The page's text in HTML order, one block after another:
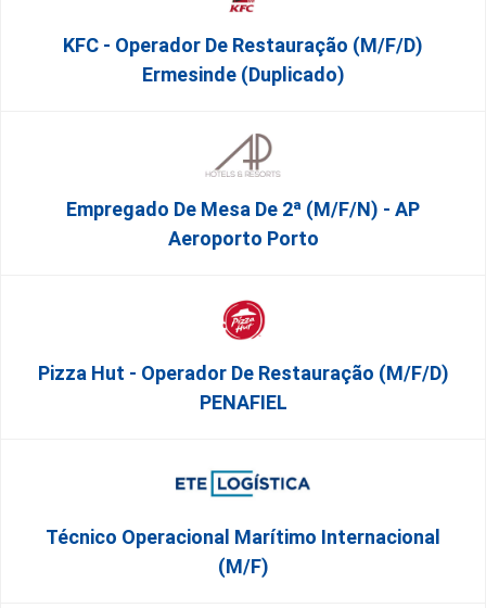
KFC - Operador De Restauração (m/f/d)
Ermesinde (Duplicado)
Empregado De Mesa De 2ª (M/F/N) - AP
Aeroporto Porto
Pizza Hut - Operador De Restauração (m/f/d)
PENAFIEL
Técnico Operacional Marítimo Internacional
(m/f)